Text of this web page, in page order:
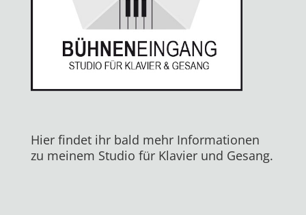
Hier findet ihr bald mehr Informationen
zu meinem Studio für Klavier und Gesang.